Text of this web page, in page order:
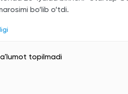
bo‘lib o‘tdi.
topilmadi